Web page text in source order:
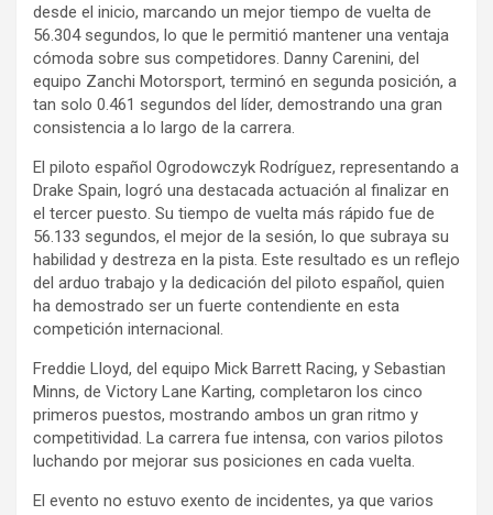
desde el inicio, marcando un mejor tiempo de vuelta de
56.304 segundos, lo que le permitió mantener una ventaja
cómoda sobre sus competidores. Danny Carenini, del
equipo Zanchi Motorsport, terminó en segunda posición, a
tan solo 0.461 segundos del líder, demostrando una gran
consistencia a lo largo de la carrera.
El piloto español Ogrodowczyk Rodríguez, representando a
Drake Spain, logró una destacada actuación al finalizar en
el tercer puesto. Su tiempo de vuelta más rápido fue de
56.133 segundos, el mejor de la sesión, lo que subraya su
habilidad y destreza en la pista. Este resultado es un reflejo
del arduo trabajo y la dedicación del piloto español, quien
ha demostrado ser un fuerte contendiente en esta
competición internacional.
Freddie Lloyd, del equipo Mick Barrett Racing, y Sebastian
Minns, de Victory Lane Karting, completaron los cinco
primeros puestos, mostrando ambos un gran ritmo y
competitividad. La carrera fue intensa, con varios pilotos
luchando por mejorar sus posiciones en cada vuelta.
El evento no estuvo exento de incidentes, ya que varios